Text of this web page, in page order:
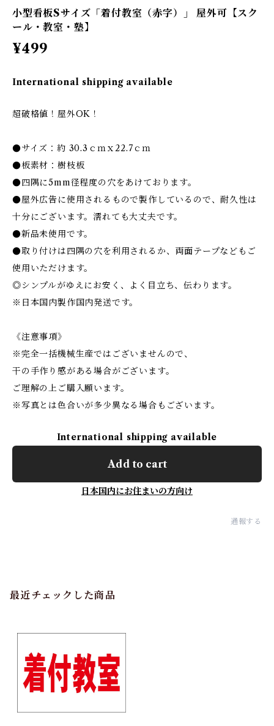
小型看板Sサイズ「着付教室（赤字）」 屋外可【スク
ール・教室・塾】
¥499
International shipping available
超破格値！屋外OK！
●サイズ：約 30.3ｃｍｘ22.7ｃｍ
●板素材：樹枝板
●四隅に5mm径程度の穴をあけております。
●屋外広告に使用されるもので製作しているので、耐久性は
十分にございます。濡れても大丈夫です。
●新品未使用です。
●取り付けは四隅の穴を利用されるか、両面テープなどもご
使用いただけます。
◎シンプルがゆえにお安く、よく目立ち、伝わります。
※日本国内製作国内発送です。
《注意事項》
※完全一括機械生産ではございませんので、
干の手作り感がある場合がございます。
ご理解の上ご購入願います。
※写真とは色合いが多少異なる場合もございます。
International shipping available
Add to cart
日本国内にお住まいの方向け
通報する
最近チェックした商品